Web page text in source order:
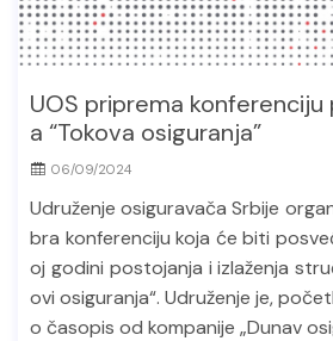
UOS priprema
a “Tokova osiguranja”
06/09/2024
Udruženje osiguravača Srbije
bra konferenciju koja će biti
oj godini postojanja i izlaženja
ovi osiguranja“. Udruženje je,
o časopis od kompanije „Dunav